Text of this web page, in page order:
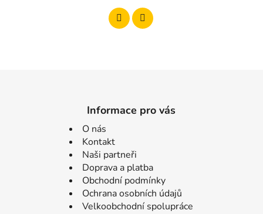
Informace pro vás
O nás
Kontakt
Naši partneři
Doprava a platba
Obchodní podmínky
Ochrana osobních údajů
Velkoobchodní spolupráce